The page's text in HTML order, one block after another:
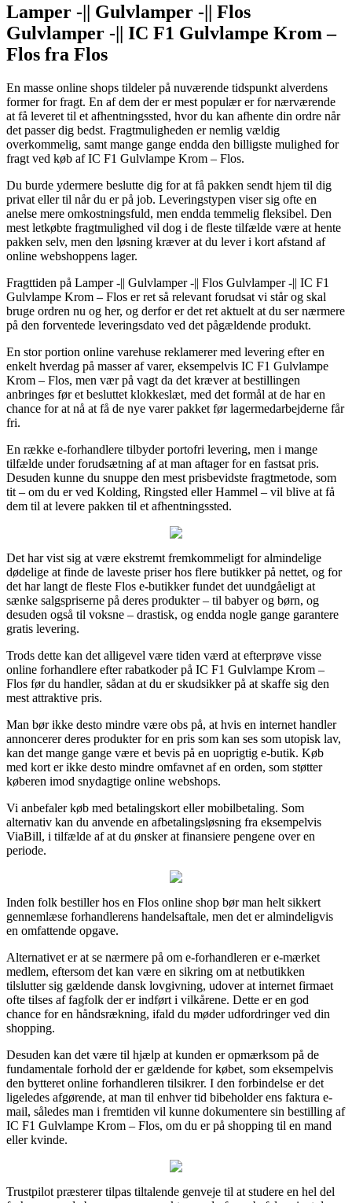
Lamper -|| Gulvlamper -|| Flos
Gulvlamper -|| IC F1 Gulvlampe Krom –
Flos fra Flos
En masse online shops tildeler på nuværende tidspunkt alverdens
former for fragt. En af dem der er mest populær er for nærværende
at få leveret til et afhentningssted, hvor du kan afhente din ordre når
det passer dig bedst. Fragtmuligheden er nemlig vældig
overkommelig, samt mange gange endda den billigste mulighed for
fragt ved køb af IC F1 Gulvlampe Krom – Flos.
Du burde ydermere beslutte dig for at få pakken sendt hjem til dig
privat eller til når du er på job. Leveringstypen viser sig ofte en
anelse mere omkostningsfuld, men endda temmelig fleksibel. Den
mest letkøbte fragtmulighed vil dog i de fleste tilfælde være at hente
pakken selv, men den løsning kræver at du lever i kort afstand af
online webshoppens lager.
Fragttiden på Lamper -|| Gulvlamper -|| Flos Gulvlamper -|| IC F1
Gulvlampe Krom – Flos er ret så relevant forudsat vi står og skal
bruge ordren nu og her, og derfor er det ret aktuelt at du ser nærmere
på den forventede leveringsdato ved det pågældende produkt.
En stor portion online varehuse reklamerer med levering efter en
enkelt hverdag på masser af varer, eksempelvis IC F1 Gulvlampe
Krom – Flos, men vær på vagt da det kræver at bestillingen
anbringes før et besluttet klokkeslæt, med det formål at de har en
chance for at nå at få de nye varer pakket før lagermedarbejderne får
fri.
En række e-forhandlere tilbyder portofri levering, men i mange
tilfælde under forudsætning af at man aftager for en fastsat pris.
Desuden kunne du snuppe den mest prisbevidste fragtmetode, som
tit – om du er ved Kolding, Ringsted eller Hammel – vil blive at få
dem til at levere pakken til et afhentningssted.
Det har vist sig at være ekstremt fremkommeligt for almindelige
dødelige at finde de laveste priser hos flere butikker på nettet, og for
det har langt de fleste Flos e-butikker fundet det uundgåeligt at
sænke salgspriserne på deres produkter – til babyer og børn, og
desuden også til voksne – drastisk, og endda nogle gange garantere
gratis levering.
Trods dette kan det alligevel være tiden værd at efterprøve visse
online forhandlere efter rabatkoder på IC F1 Gulvlampe Krom –
Flos før du handler, sådan at du er skudsikker på at skaffe sig den
mest attraktive pris.
Man bør ikke desto mindre være obs på, at hvis en internet handler
annoncerer deres produkter for en pris som kan ses som utopisk lav,
kan det mange gange være et bevis på en uoprigtig e-butik. Køb
med kort er ikke desto mindre omfavnet af en orden, som støtter
køberen imod snydagtige online webshops.
Vi anbefaler køb med betalingskort eller mobilbetaling. Som
alternativ kan du anvende en afbetalingsløsning fra eksempelvis
ViaBill, i tilfælde af at du ønsker at finansiere pengene over en
periode.
Inden folk bestiller hos en Flos online shop bør man helt sikkert
gennemlæse forhandlerens handelsaftale, men det er almindeligvis
en omfattende opgave.
Alternativet er at se nærmere på om e-forhandleren er e-mærket
medlem, eftersom det kan være en sikring om at netbutikken
tilslutter sig gældende dansk lovgivning, udover at internet firmaet
ofte tilses af fagfolk der er indført i vilkårene. Dette er en god
chance for en håndsrækning, ifald du møder udfordringer ved din
shopping.
Desuden kan det være til hjælp at kunden er opmærksom på de
fundamentale forhold der er gældende for købet, som eksempelvis
den bytteret online forhandleren tilsikrer. I den forbindelse er det
ligeledes afgørende, at man til enhver tid bibeholder ens faktura e-
mail, således man i fremtiden vil kunne dokumentere sin bestilling af
IC F1 Gulvlampe Krom – Flos, om du er på shopping til en mand
eller kvinde.
Trustpilot præsterer tilpas tiltalende genveje til at studere en hel del